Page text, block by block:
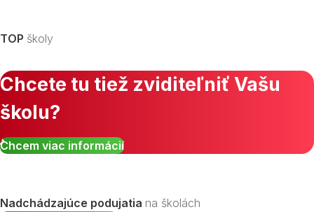
TOP školy
Chcete tu tiež zviditeľniť Vašu
školu?
Chcem viac informácií
Nadchádzajúce podujatia na školách